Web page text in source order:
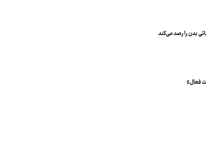
بدن را رصد می‌کند
فعال»